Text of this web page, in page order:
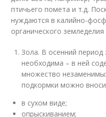
птичьего помета и т.д.
нуждаются в калийно-
органического
Зола. В осенний период
необходима – в ней
множество
подкормки можно
в сухом виде;
опрыскиванием;